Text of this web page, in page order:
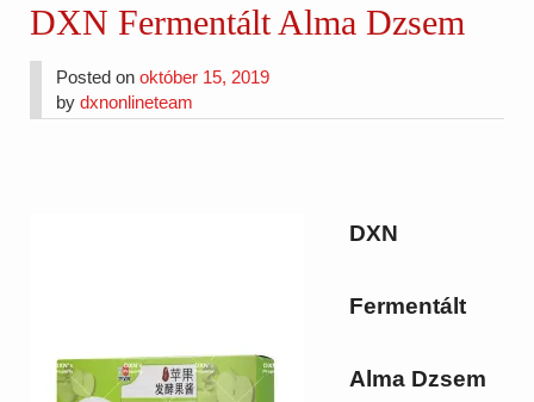
DXN Fermentált Alma Dzsem
Posted onoktóber 15, 2019
bydxnonlineteam
DXN
Fermentált
Alma Dzsem